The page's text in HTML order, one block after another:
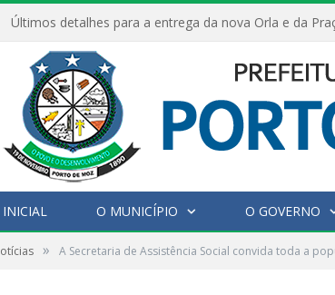
Últimos detalhes para a entrega da nova Orla e da
O MUNICÍPIO O GOVERNO
» A Secretaria de Assistência Social convida toda a